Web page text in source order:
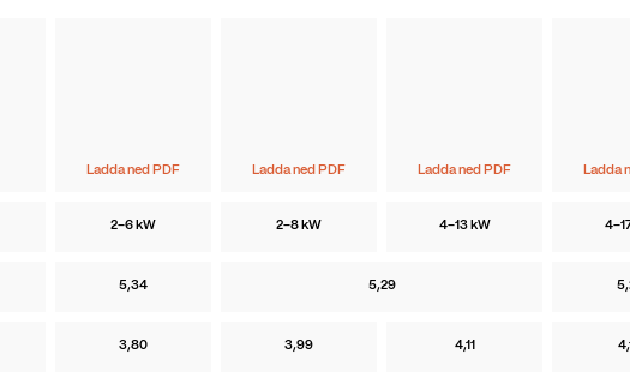
Ladda ned PDF Ladda ned PDF Ladda ned PDF Ladda
2–6 kW 2–8 kW 4–13 kW
5,34 5,29
3,80 3,99 4,11